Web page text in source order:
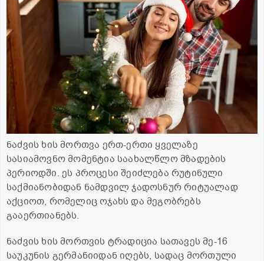
ნაძვის ხის მორთვა ერთ-ერთი ყველაზე
სასიამოვნო მომენტია საახალწლო მზადების
პერიოდში. ეს პროცესი შეიძლება რუტინული
საქმიანობიდან ნამდვილ ჯადოსნურ რიტუალად
აქციოთ, რომელიც ოჯახს და მეგობრებს
გააერთიანებს.
ნაძვის ხის მორთვის ტრადიცია სათავეს მე-16
საუკუნის გერმანიიდან იღებს, სადაც მორთული